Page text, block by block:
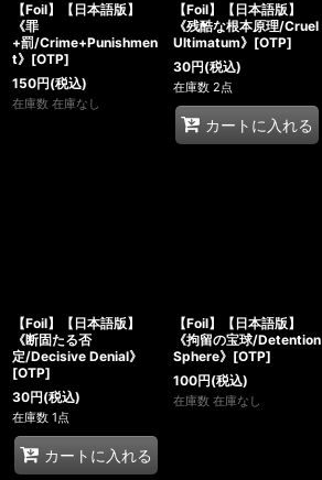
【Foil】【日本語版】
《罪
+罰/Crime+Punishmen
t》[OTP]
150円(税込)
在庫数 在庫なし
【Foil】【日本語版】
《残酷な根本原理/Cruel
Ultimatum》[OTP]
30円(税込)
在庫数 2点
カートに入れる
【Foil】【日本語版】
《断固たる否
定/Decisive Denial》
[OTP]
30円(税込)
在庫数 1点
カートに入れる
【Foil】【日本語版】
《拘留の宝球/Detention
Sphere》[OTP]
100円(税込)
在庫数 在庫なし